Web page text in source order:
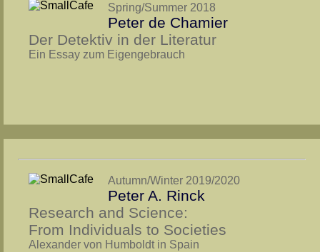
Spring/Summer 2018
Peter de Chamier
Der Detektiv in der Literatur
Ein Essay zum Eigengebrauch
Autumn/Winter 2019/2020
Peter A. Rinck
Re­search and Science:
From Individuals to Socie­ties
Alex­an­der von Hum­boldt in Spain